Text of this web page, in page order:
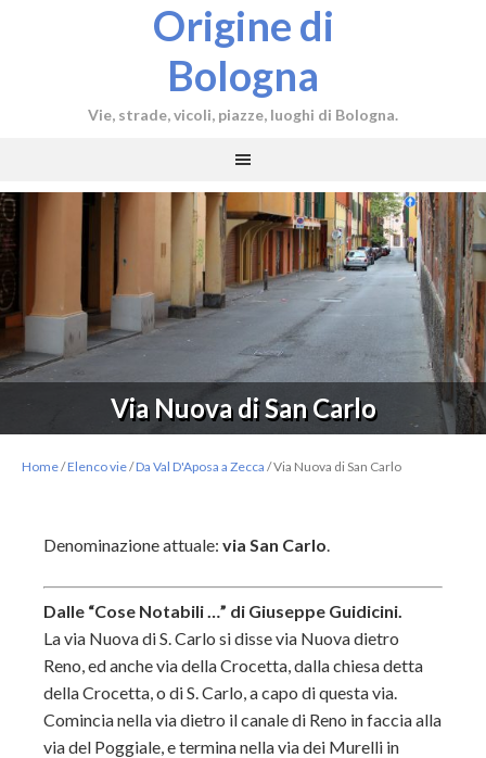
Origine di
Bologna
Vie, strade, vicoli, piazze, luoghi di Bologna.
Via Nuova di San Carlo
Home/Elenco vie/Da Val D'Aposa a Zecca /Via Nuova di San Carlo
Denominazione attuale: via San Carlo.
Dalle “Cose Notabili …” di Giuseppe Guidicini.
La via Nuova di S. Carlo si disse via Nuova dietro
Reno, ed anche via della Crocetta, dalla chiesa detta
della Crocetta, o di S. Carlo, a capo di questa via.
Comincia nella via dietro il canale di Reno in faccia alla
via del Poggiale, e termina nella via dei Murelli in